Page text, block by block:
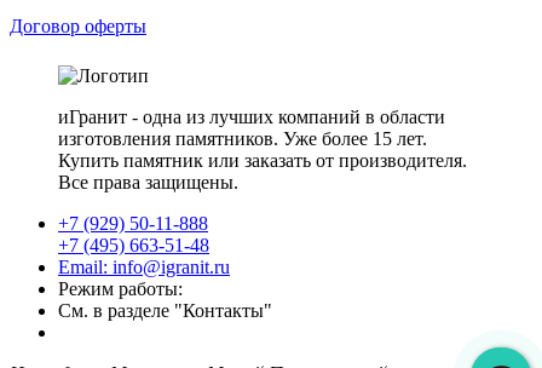
Договор оферты
иГранит - одна из лучших компаний в области
изготовления памятников. Уже более 15 лет.
Купить памятник или заказать от производителя.
Все права защищены.
+7 (929) 50-11-888
+7 (495) 663-51-48
Email: info@igranit.ru
Режим работы:
См. в разделе "Контакты"